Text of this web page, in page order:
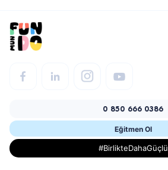
0 850 666 0386
Eğitmen Ol
#BirlikteDahaGüçlü